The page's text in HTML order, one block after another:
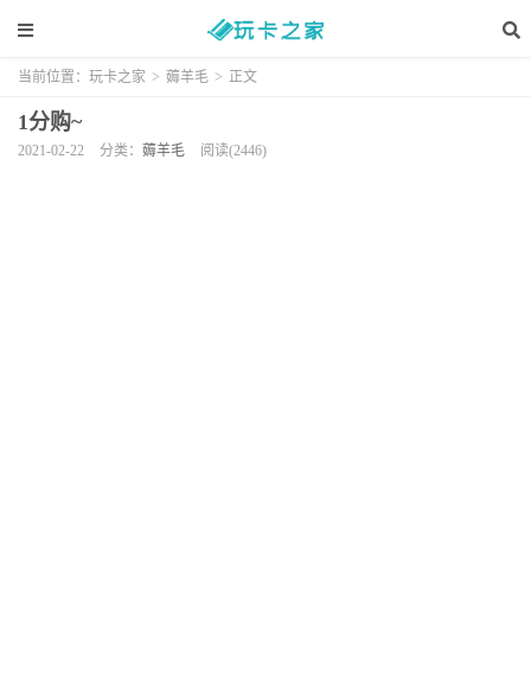
当前位置： 玩卡之家 > 薅羊毛 > 正文
1分购~
2021-02-22 分类： 薅羊毛 阅读(2446)